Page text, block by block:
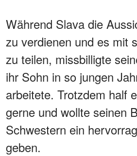
Während Slava die
zu verdienen und es mit
zu teilen, missbilligte
ihr Sohn in so jungen
arbeitete. Trotzdem half
gerne und wollte seinen
Schwestern ein
geben.